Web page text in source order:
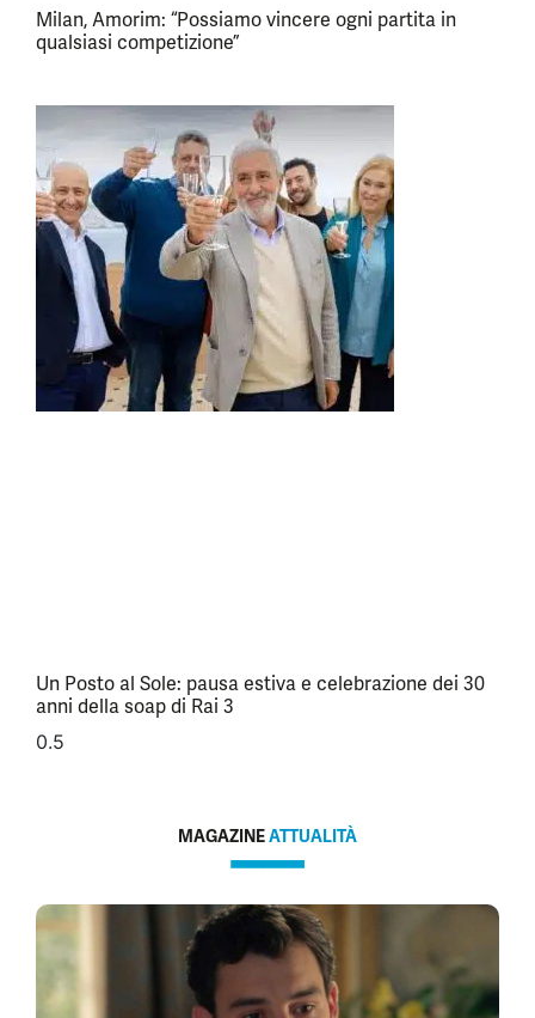
Milan, Amorim: “Possiamo vincere ogni partita in
qualsiasi competizione”
Un Posto al Sole: pausa estiva e celebrazione dei 30
anni della soap di Rai 3
MAGAZINEATTUALITÀ